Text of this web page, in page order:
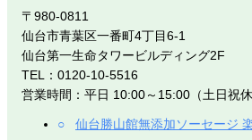
〒980-0811
仙台市青葉区一番町4丁目6-1
仙台第一生命タワービルディング2F
TEL：0120-10-5516
営業時間：平日 10:00～15:00（土日祝休
仙台勝山館無添加ソーセージ